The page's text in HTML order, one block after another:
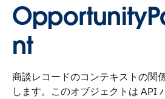
nt
商談レコードのコンテキストの関
します。 このオブジェクトは API